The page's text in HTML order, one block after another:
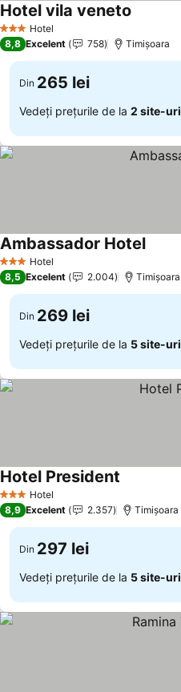
3 SteleHotel
Hotel vila veneto
8,8 Excelent 758 Timișoara
Din 265 lei
Vedeți prețurile de la 2 site-uri
3 SteleHotel
Ambassador Hotel
8,5 Excelent 2.004 Timișoara
Din 269 lei
Vedeți prețurile de la 5 site-uri
3 SteleHotel
Hotel President
8,9 Excelent 2.357 Timișoara
Din 297 lei
Vedeți prețurile de la 5 site-uri